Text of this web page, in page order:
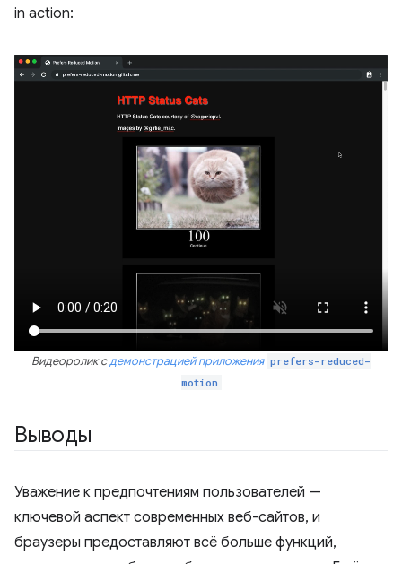
in action:
Видеоролик сдемонстрацией приложения prefers-reduced-
motion
Выводы
Уважение к предпочтениям пользователей —
ключевой аспект современных веб-сайтов, и
браузеры предоставляют всё больше функций,